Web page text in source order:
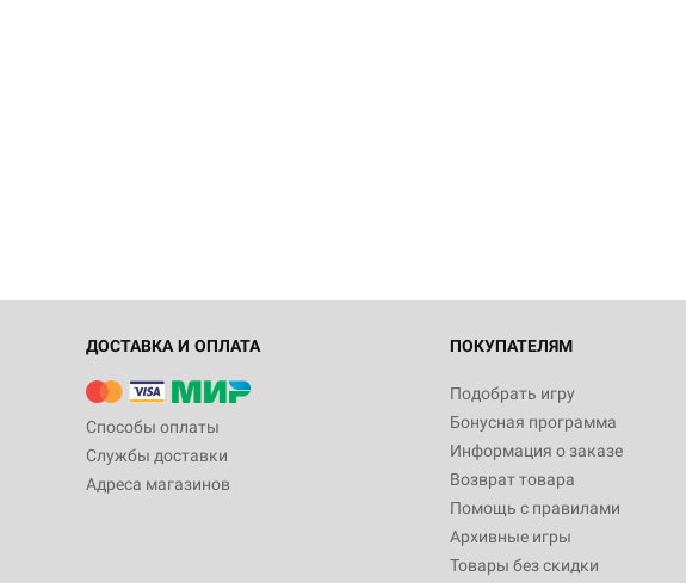
ДОСТАВКА И ОПЛАТА
Способы оплаты
Службы доставки
Адреса магазинов
ПОКУПАТЕЛЯМ
Подобрать игру
Бонусная программа
Информация о заказе
Возврат товара
Помощь с правилами
Архивные игры
Товары без скидки